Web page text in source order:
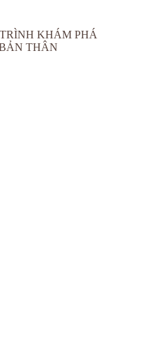
KHÁM PHÁ
THÂN